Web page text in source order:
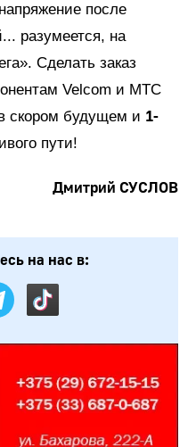
после
разумеется, на
Сделать заказ
Velcom и МТС
скором будущем и 1-
пути!
Дмитрий СУСЛОВ
на нас в: